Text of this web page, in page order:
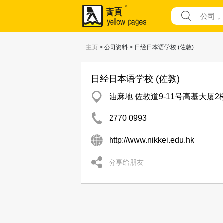
主页 > 公司资料 > 日经日本语学校 (佐敦)
日经日本语学校 (佐敦)
油麻地 佐敦道9-11号高基大厦2
2770 0993
http://www.nikkei.edu.hk
分享给朋友